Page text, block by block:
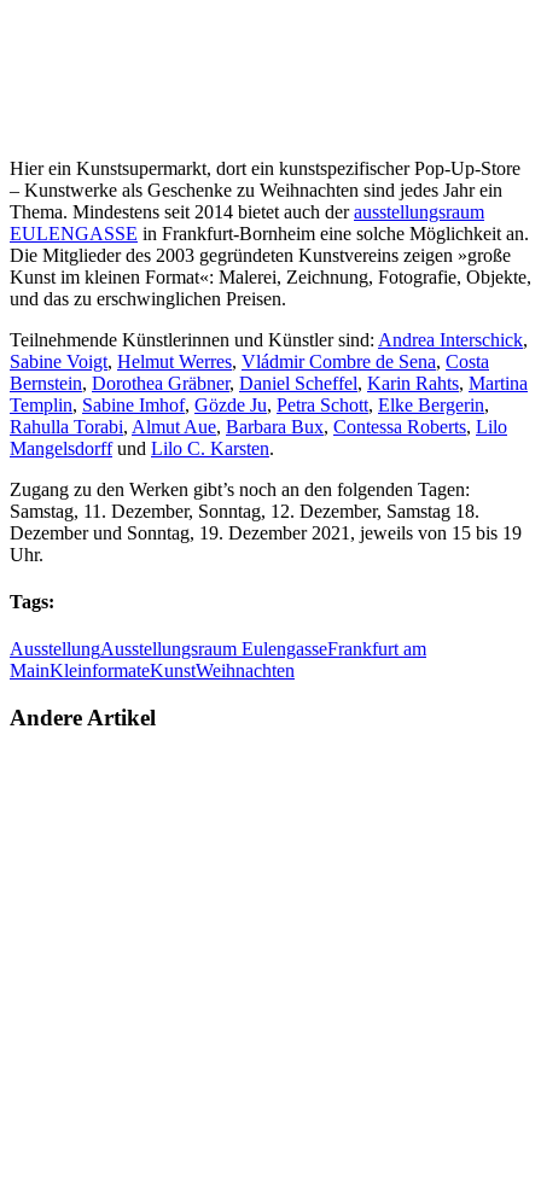
Hier ein Kunstsupermarkt, dort ein kunstspezifischer Pop-Up-Store
– Kunstwerke als Geschenke zu Weihnachten sind jedes Jahr ein
Thema. Mindestens seit 2014 bietet auch derausstellungsraum
EULENGASSE in Frankfurt-Bornheim eine solche Möglichkeit an.
Die Mitglieder des 2003 gegründeten Kunstvereins zeigen »große
Kunst im kleinen Format«: Malerei, Zeichnung, Fotografie, Objekte,
und das zu erschwinglichen Preisen.
Teilnehmende Künstlerinnen und Künstler sind: Andrea Interschick,
Sabine Voigt, Helmut Werres, Vládmir Combre de Sena, Costa
Bernstein, Dorothea Gräbner, Daniel Scheffel, Karin Rahts, Martina
Templin, Sabine Imhof, Gözde Ju, Petra Schott, Elke Bergerin,
Rahulla Torabi, Almut Aue, Barbara Bux, Contessa Roberts, Lilo
Mangelsdorffund Lilo C. Karsten.
Zugang zu den Werken gibt’s noch an den folgenden Tagen:
Samstag, 11. Dezember, Sonntag, 12. Dezember, Samstag 18.
Dezember und Sonntag, 19. Dezember 2021, jeweils von 15 bis 19
Uhr.
Tags:
AusstellungAusstellungsraum EulengasseFrankfurt am
MainKleinformateKunstWeihnachten
Andere Artikel